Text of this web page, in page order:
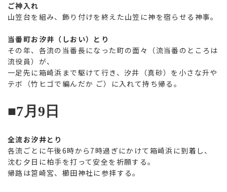
ご神入れ
山笠台を組み、飾り付けを終えた山笠に神を宿らせる神事。
当番町お汐井（しおい）とり
その年、各流の当番長になった町の面々（流当番のところは
流役員）が、
一足先に箱崎浜まで駆けて行き、汐井（真砂）を小さな升や
テボ（竹ヒゴで編んだか ご）に入れて持ち帰る。
■7月9日
全流お汐井とり
各流ごとに午後6時から7時過ぎにかけて箱崎浜に到着し、
沈む夕日に柏手を打って安全を祈願する。
帰路は筥崎宮、櫛田神社に参拝する。